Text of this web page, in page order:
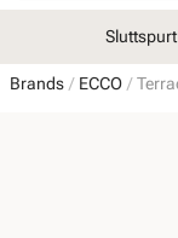
Brands ECCO